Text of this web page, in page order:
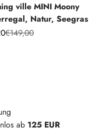
ville MINI Moony
Natur, Seegras
Regulärer Preis
€149,00
ab 125 EUR